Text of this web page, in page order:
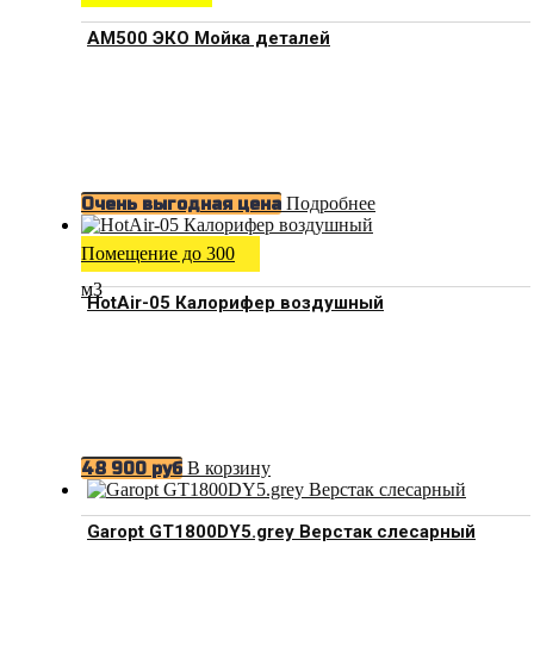
АМ500 ЭКО Мойка деталей
Очень выгодная цена Подробнее
Помещение до 300
м3
HotAir-05 Калорифер воздушный
48 900 руб В корзину
Garopt GT1800DY5.grey Верстак слесарный